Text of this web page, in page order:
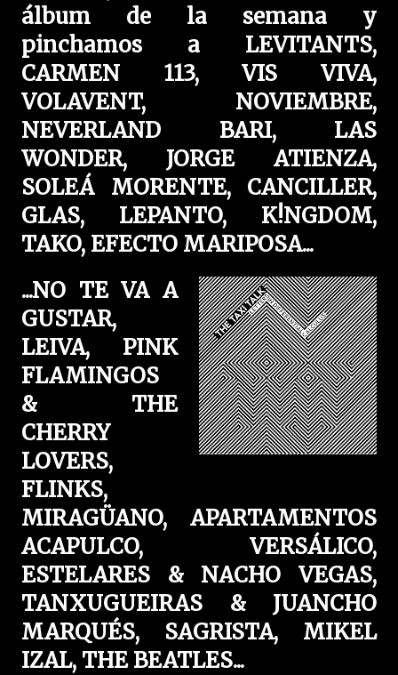
álbum de la semana y
pinchamos a LEVITANTS,
CARMEN 113, VIS VIVA,
VOLAVENT, NOVIEMBRE,
NEVERLAND BARI, LAS
WONDER, JORGE ATIENZA,
SOLEÁ MORENTE, CANCILLER,
GLAS, LEPANTO, K!NGDOM,
TAKO, EFECTO MARIPOSA...
...NO TE VA A
GUSTAR,
LEIVA, PINK
FLAMINGOS
& THE
CHERRY
LOVERS,
FLINKS,
MIRAGÜANO, APARTAMENTOS
ACAPULCO, VERSÁLICO,
ESTELARES & NACHO VEGAS,
TANXUGUEIRAS & JUANCHO
MARQUÉS, SAGRISTA, MIKEL
IZAL, THE BEATLES...